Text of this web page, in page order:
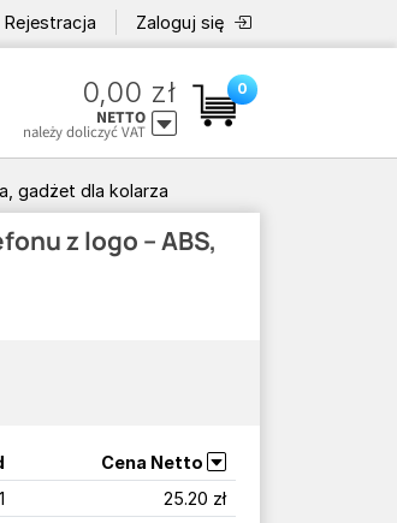
Rejestracja Zaloguj się
0,00 zł
NETTO
należy doliczyć VAT
0
gadżet dla kolarza
z logo – ABS,
Cena Netto
25.20 zł